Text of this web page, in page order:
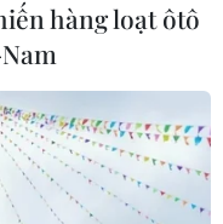
hàng loạt ôtô